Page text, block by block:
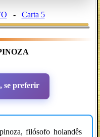
- Carta 5
se preferir
filósofo holandês